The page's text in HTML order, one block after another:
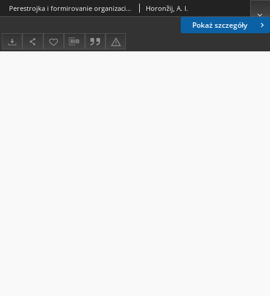
Pokaż szczegóły
Perestrojka i formirovanie organizacionnyh struktur upravleniâ osnovnym zvenom narodnogo hozâjstva Horonžij, A. I.